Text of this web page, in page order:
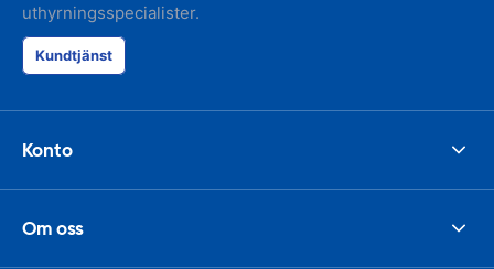
uthyrningsspecialister.
Kundtjänst
Konto
Om oss